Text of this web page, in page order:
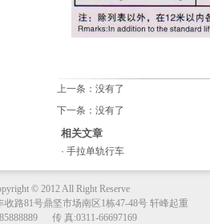
上一条：没有了
下一条：没有了
相关文章
· 手拉单轨行车
© 2012 All Right Reserve
路81号鼎坚市场南区1栋47-48号 轩峰起重
85888889 传 真:0311-66697169